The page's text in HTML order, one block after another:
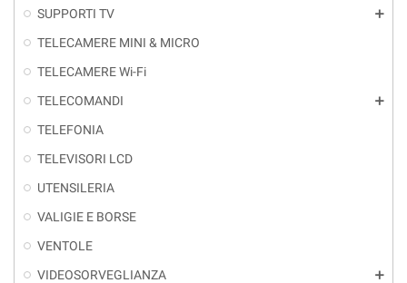
SUPPORTI TV add
TELECAMERE MINI & MICRO
TELECAMERE Wi-Fi
TELECOMANDI
add
TELEFONIA
TELEVISORI LCD
UTENSILERIA
VALIGIE E BORSE
VENTOLE
VIDEOSORVEGLIANZA
add